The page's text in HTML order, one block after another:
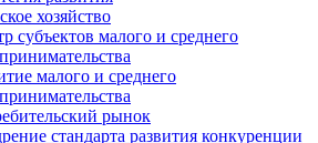
хозяйство
субъектов малого и среднего
малого и среднего
рынок
стандарта развития конкуренции